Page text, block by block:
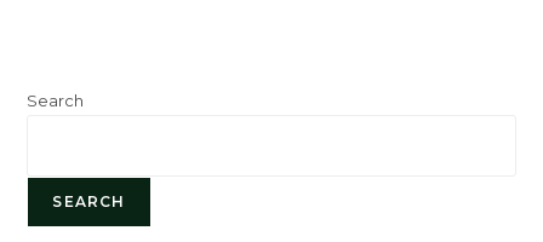
Search
SEARCH